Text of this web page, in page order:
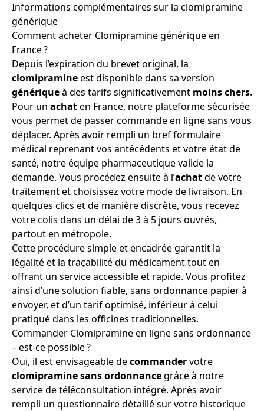
Informations complémentaires sur la clomipramine
générique
Comment acheter Clomipramine générique en
France ?
Depuis l’expiration du brevet original, la
clomipramineest disponible dans sa version
génériqueà des tarifs significativement moins chers.
Pour un achaten France, notre plateforme sécurisée
vous permet de passer commande en ligne sans vous
déplacer. Après avoir rempli un bref formulaire
médical reprenant vos antécédents et votre état de
santé, notre équipe pharmaceutique valide la
demande. Vous procédez ensuite à l’achatde votre
traitement et choisissez votre mode de livraison. En
quelques clics et de manière discrète, vous recevez
votre colis dans un délai de 3 à 5 jours ouvrés,
partout en métropole.
Cette procédure simple et encadrée garantit la
légalité et la traçabilité du médicament tout en
offrant un service accessible et rapide. Vous profitez
ainsi d’une solution fiable, sans ordonnance papier à
envoyer, et d’un tarif optimisé, inférieur à celui
pratiqué dans les officines traditionnelles.
Commander Clomipramine en ligne sans ordonnance
– est-ce possible ?
Oui, il est envisageable decommandervotre
clomipraminesans ordonnancegrâce à notre
service de téléconsultation intégré. Après avoir
rempli un questionnaire détaillé sur votre historique